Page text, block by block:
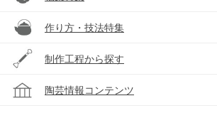
作り方・技法特集
制作工程から探す
陶芸情報コンテンツ